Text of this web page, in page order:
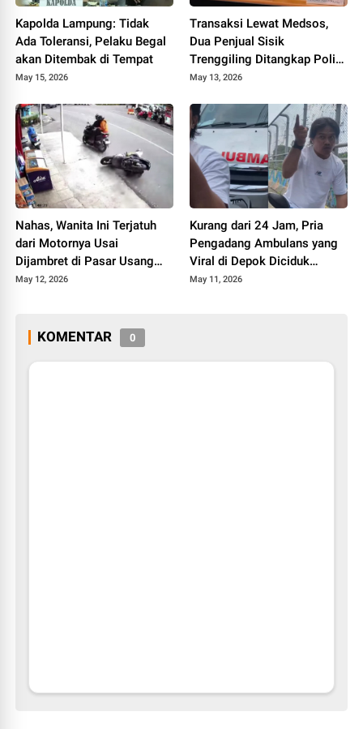
Kapolda Lampung: Tidak
Ada Toleransi, Pelaku Begal
akan Ditembak di Tempat
May 15, 2026
Transaksi Lewat Medsos,
Dua Penjual Sisik
Trenggiling Ditangkap Polisi
di Tanah Datar
May 13, 2026
Nahas, Wanita Ini Terjatuh
dari Motornya Usai
Dijambret di Pasar Usang
Padang Panjang
May 12, 2026
Kurang dari 24 Jam, Pria
Pengadang Ambulans yang
Viral di Depok Diciduk
Polisi.
May 11, 2026
KOMENTAR 0